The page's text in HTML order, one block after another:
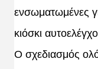
ενσωματωμένες
κιόσκι
Ο σχεδιασμός